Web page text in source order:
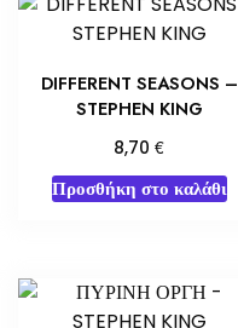
DIFFERENT SEASONS –
STEPHEN KING
8,70€
Προσθήκη στο καλάθι